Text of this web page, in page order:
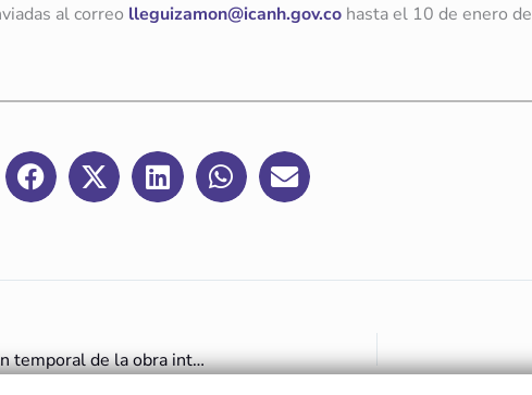
al correo lleguizamon@icanh.gov.co hasta el 10 de enero de
MinCultura y el ICANH ordenan la suspensión temporal de la obra intervención de la Plaza de Mercado de Villa de Leyva (Boyacá)